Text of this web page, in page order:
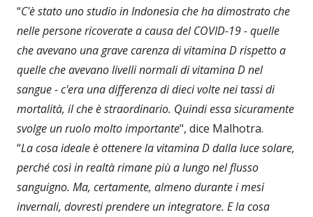
“C'è stato uno studio in Indonesia che ha dimostrato che
nelle persone ricoverate a causa del COVID-19 - quelle
che avevano una grave carenza di vitamina D rispetto a
quelle che avevano livelli normali di vitamina D nel
sangue - c'era una differenza di dieci volte nei tassi di
mortalità, il che è straordinario. Quindi essa sicuramente
svolge un ruolo molto importante", dice Malhotra.
“La cosa ideale è ottenere la vitamina D dalla luce solare,
perché così in realtà rimane più a lungo nel flusso
sanguigno. Ma, certamente, almeno durante i mesi
invernali, dovresti prendere un integratore. E la cosa